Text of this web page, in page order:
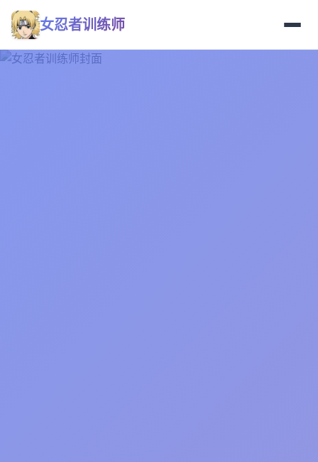
女忍者训练师